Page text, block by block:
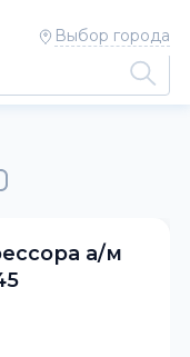
Выбор города
а/м